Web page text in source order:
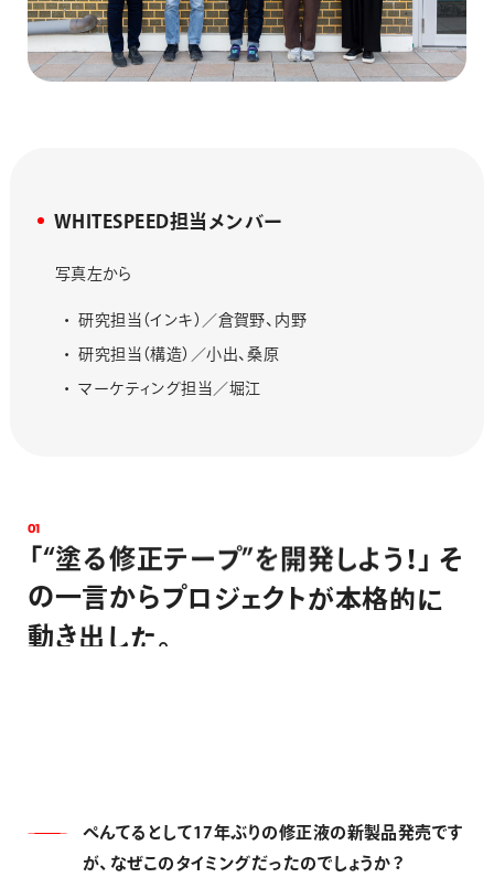
WHITESPEED担当メンバー
写真左から
研究担当（インキ）／倉賀野、内野
研究担当（構造）／小出、桑原
マーケティング担当／堀江
01
「 “塗る修正テ ープ”を 開 発しよ う ！ 」 そ
の一言からプロ ジェク トが本格的に
動 き 出 し た
ぺんてるとして17年ぶりの修正液の新製品発売です
が、なぜこのタイミングだったのでしょうか？